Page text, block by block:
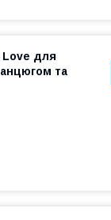
Love для
та